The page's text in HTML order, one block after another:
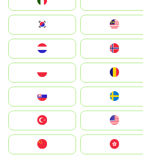
South Korea
United States
中國香港特別行政區